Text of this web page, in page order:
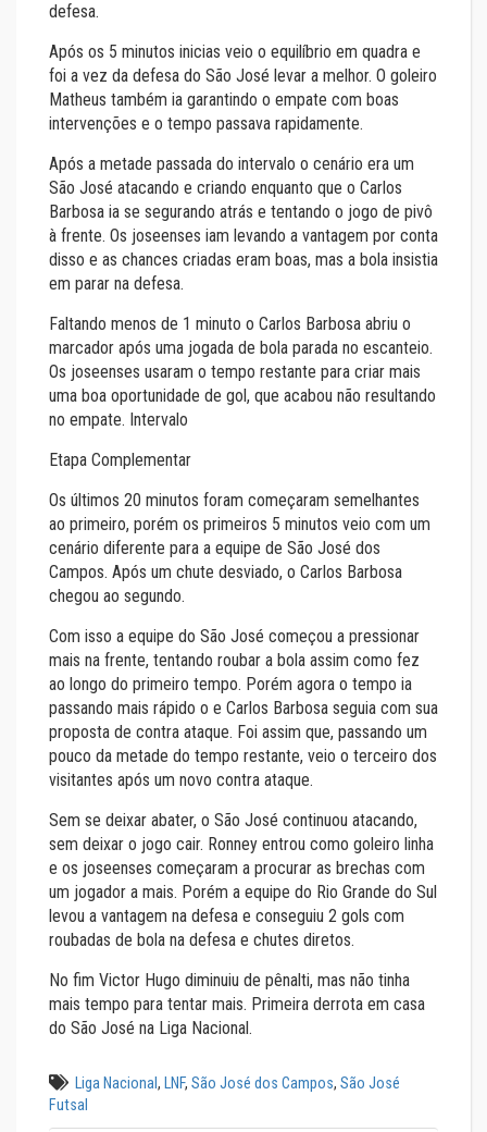
defesa.
Após os 5 minutos inicias veio o equilíbrio em quadra e
foi a vez da defesa do São José levar a melhor. O goleiro
Matheus também ia garantindo o empate com boas
intervenções e o tempo passava rapidamente.
Após a metade passada do intervalo o cenário era um
São José atacando e criando enquanto que o Carlos
Barbosa ia se segurando atrás e tentando o jogo de pivô
à frente. Os joseenses iam levando a vantagem por conta
disso e as chances criadas eram boas, mas a bola insistia
em parar na defesa.
Faltando menos de 1 minuto o Carlos Barbosa abriu o
marcador após uma jogada de bola parada no escanteio.
Os joseenses usaram o tempo restante para criar mais
uma boa oportunidade de gol, que acabou não resultando
no empate. Intervalo
Etapa Complementar
Os últimos 20 minutos foram começaram semelhantes
ao primeiro, porém os primeiros 5 minutos veio com um
cenário diferente para a equipe de São José dos
Campos. Após um chute desviado, o Carlos Barbosa
chegou ao segundo.
Com isso a equipe do São José começou a pressionar
mais na frente, tentando roubar a bola assim como fez
ao longo do primeiro tempo. Porém agora o tempo ia
passando mais rápido o e Carlos Barbosa seguia com sua
proposta de contra ataque. Foi assim que, passando um
pouco da metade do tempo restante, veio o terceiro dos
visitantes após um novo contra ataque.
Sem se deixar abater, o São José continuou atacando,
sem deixar o jogo cair. Ronney entrou como goleiro linha
e os joseenses começaram a procurar as brechas com
um jogador a mais. Porém a equipe do Rio Grande do Sul
levou a vantagem na defesa e conseguiu 2 gols com
roubadas de bola na defesa e chutes diretos.
No fim Victor Hugo diminuiu de pênalti, mas não tinha
mais tempo para tentar mais. Primeira derrota em casa
do São José na Liga Nacional.
Liga Nacional, LNF, São José dos Campos, São José
Futsal